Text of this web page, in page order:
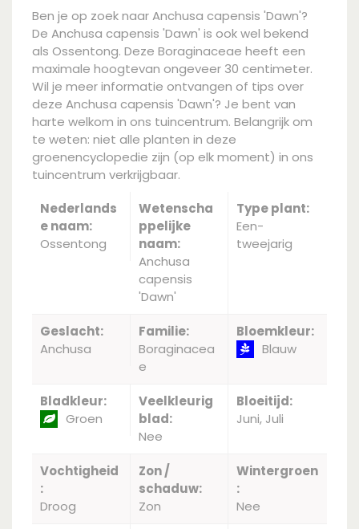
Ben je op zoek naar Anchusa capensis 'Dawn'?
De Anchusa capensis 'Dawn' is ook wel bekend
als Ossentong. Deze Boraginaceae heeft een
maximale hoogtevan ongeveer 30 centimeter.
Wil je meer informatie ontvangen of tips over
deze Anchusa capensis 'Dawn'? Je bent van
harte welkom in ons tuincentrum. Belangrijk om
te weten: niet alle planten in deze
groenencyclopedie zijn (op elk moment) in ons
tuincentrum verkrijgbaar.
Nederlands
e naam:
Ossentong
Wetenscha
ppelijke
naam:
Anchusa
capensis
'Dawn'
Type plant:
Een-
tweejarig
Geslacht:
Anchusa
Familie:
Boraginacea
e
Bloemkleur:
Blauw
Bladkleur:
Groen
Veelkleurig
blad:
Nee
Bloeitijd:
Juni, Juli
Vochtigheid
:
Droog
Zon /
schaduw:
Zon
Wintergroen
:
Nee